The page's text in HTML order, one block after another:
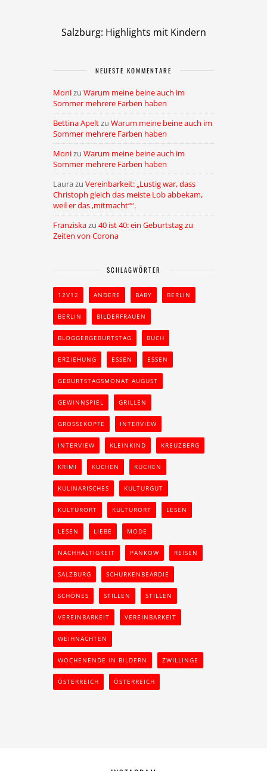
Salzburg: Highlights mit Kindern
NEUESTE KOMMENTARE
Monizu Warum meine beine auch im
Sommer mehrere Farben haben
Bettina Apeltzu Warum meine beine auch im
Sommer mehrere Farben haben
Monizu Warum meine beine auch im
Sommer mehrere Farben haben
Laura zu Vereinbarkeit: „Lustig war, dass
Christoph gleich das meiste Lob abbekam,
weil er das ,mitmacht““.
Franziskazu 40 ist 40: ein Geburtstag zu
Zeiten von Corona
SCHLAGWÖRTER
12V12 ANDERE BABY BERLIN
BERLIN BILDERFRAUEN
BLOGGERGEBURTSTAG BUCH
ERZIEHUNG ESSEN ESSEN
GEBURTSTAGSMONAT AUGUST
GEWINNSPIEL GRILLEN
GROSSEKÖPFE INTERVIEW
INTERVIEW KLEINKIND KREUZBERG
KRIMI KUCHEN KUCHEN
KULINARISCHES KULTURGUT
KULTURORT KULTURORT LESEN
LESEN LIEBE MODE
NACHHALTIGKEIT PANKOW REISEN
SALZBURG SCHURKENBEARDIE
SCHÖNES STILLEN STILLEN
VEREINBARKEIT VEREINBARKEIT
WEIHNACHTEN
WOCHENENDE IN BILDERN ZWILLINGE
ÖSTERREICH ÖSTERREICH